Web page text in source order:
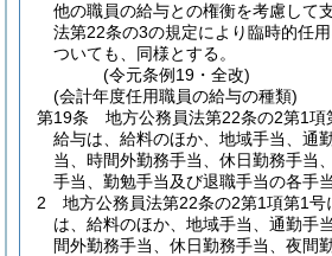
他の職員の給与との権衡を考慮して
法第22条の3の規定により臨時的任
ついても、同様とする。
(令元条例19・全改)
(会計年度任用職員の給与の種類)
第19条
地方公務員法第22条の2第1
給与は、給料のほか、地域手当、通
当、時間外勤務手当、休日勤務手当
手当、勤勉手当及び退職手当の各手
2
地方公務員法第22条の2第1項第1号
は、給料のほか、地域手当、通勤手
間外勤務手当、休日勤務手当、夜間